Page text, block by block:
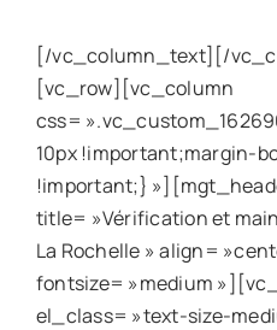
[/vc_column_text][/
[vc_row][vc_column
css=
10px !important;margin-
!important;}
title= »Vérification et
La Rochelle » align=
fontsize= »medium
el_class= »text-size-